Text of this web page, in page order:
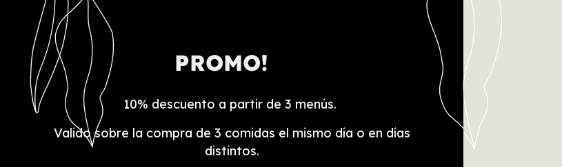
PROMO!
10% descuento a partir de 3 menús.
Valido sobre la compra de 3 comidas el mismo día o en días
distintos.